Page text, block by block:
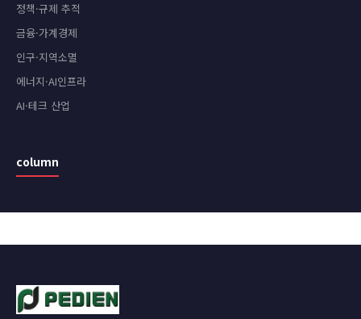
정책·규제 추적
금융·가계경제
인구·지역소멸
에너지·AI인프라
AI·테크 산업
column